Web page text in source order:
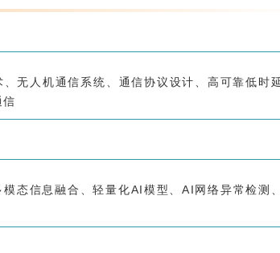
无人机通信系统、通信协议设计、高可靠低时
态信息融合、轻量化AI模型、AI网络异常检测